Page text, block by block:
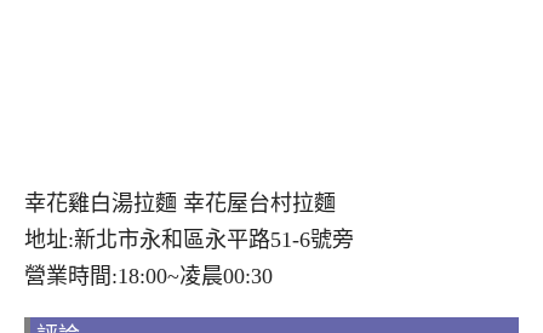
幸花雞白湯拉麵 幸花屋台村拉麵
地址:新北市永和區永平路51-6號旁
營業時間:18:00~凌晨00:30